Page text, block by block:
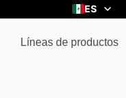
ES
Líneas de productos